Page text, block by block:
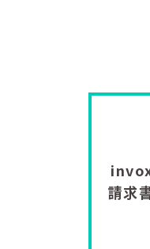
請求